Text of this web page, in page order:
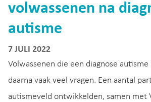
volwassenen na
autisme
7 JULI 2022
Volwassenen die een diagnose
daarna vaak veel vragen. Een aantal
autismeveld ontwikkelden, samen met